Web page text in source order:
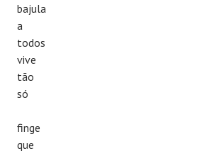
bajula
a
todos
vive
tão
só
finge
que